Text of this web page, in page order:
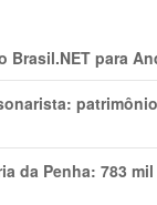
Brasil.NET para
da Penha: 783